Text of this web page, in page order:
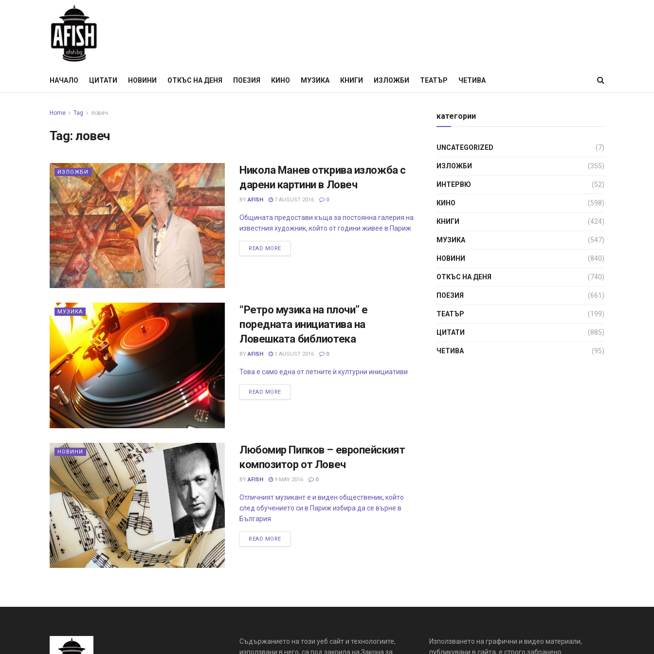
НАЧАЛО ЦИТАТИ НОВИНИ ОТКЪС НА ДЕНЯ ПОЕЗИЯ КИНО МУЗИКА КНИГИ ИЗЛОЖБИ ТЕАТЪР ЧЕТИВА
Home Tag ловеч
Tag:ловеч
ИЗЛОЖБИ
Никола Манев открива изложба с
дарени картини в Ловеч
BY AFISH 7 AUGUST 2016 0
Общината предостави къща за постоянна галерия на
известния художник, който от години живее в Париж
READ MORE
МУЗИКА
“Ретро музика на плочи” е
поредната инициатива на
Ловешката библиотека
BY AFISH 1 AUGUST 2016 0
Това е само една от летните ѝ културни инициативи
READ MORE
НОВИНИ
Любомир Пипков – европейският
композитор от Ловеч
BY AFISH 9 MAY 2016 0
Отличният музикант е и виден общественик, който
след обучението си в Париж избира да се върне в
България
READ MORE
категории
UNCATEGORIZED (7)
ИЗЛОЖБИ (355)
ИНТЕРВЮ (52)
КИНО (598)
КНИГИ (424)
МУЗИКА (547)
НОВИНИ (840)
ОТКЪС НА ДЕНЯ (740)
ПОЕЗИЯ (661)
ТЕАТЪР (199)
ЦИТАТИ (885)
ЧЕТИВА (95)
Съдържанието на този уеб сайт и технологиите,
използвани в него, са под закрила на Закона за
Използването на графични и видео материали,
публикувани в сайта, е строго забранено.